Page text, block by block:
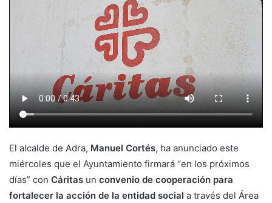
El alcalde de Adra, Manuel Cortés, ha anunciado este
miércoles que el Ayuntamiento firmará “en los próximos
días” con Cáritas un convenio de cooperación para
fortalecer la acción de la entidad social a través del Área